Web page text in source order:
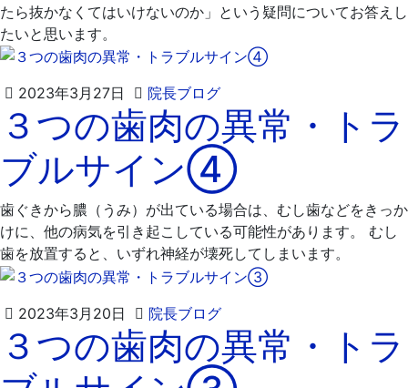
たら抜かなくてはいけないのか」という疑問についてお答えし
たいと思います。
2023年3月27日 院長ブログ2023
年
3
月
31
日
飯
嶋
歯
科
医
院
３つの歯肉の異常・トラ
ブルサイン④
歯ぐきから膿（うみ）が出ている場合は、むし歯などをきっか
けに、他の病気を引き起こしている可能性があります。 むし
歯を放置すると、いずれ神経が壊死してしまいます。
2023年3月20日 院長ブログ2023
年
3
月
飯
嶋
歯
科
３つの歯肉の異常・トラ